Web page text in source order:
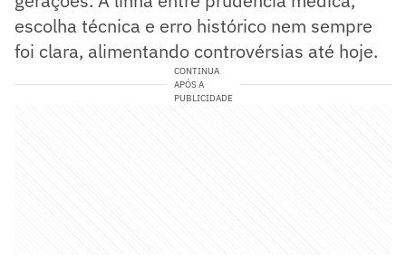
escolha técnica e erro histórico nem sempre
foi clara, alimentando controvérsias até hoje.
CONTINUA
APÓS A
PUBLICIDADE